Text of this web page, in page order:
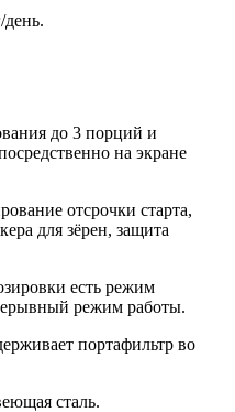
день.
до 3 порций и
на экране
отсрочки старта,
для зёрен, защита
есть режим
режим работы.
портафильтр во
сталь.